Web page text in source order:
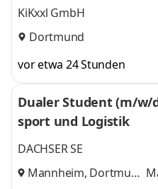
KiKxxl GmbH
Dortmund
vor etwa 24 Stunden
Dualer Student (m/w/
sport und Logistik
DACHSER SE
Mannheim, Dortmund